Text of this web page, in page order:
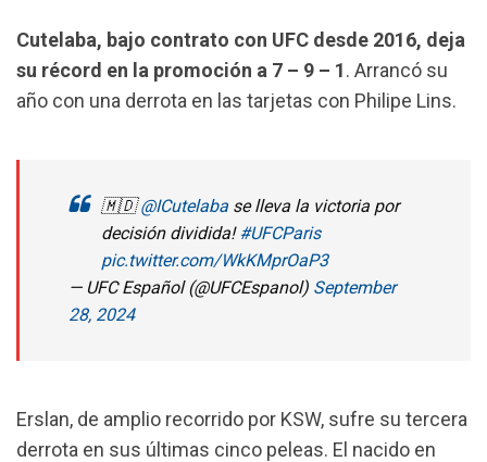
Cutelaba, bajo contrato con UFC desde 2016, deja
su récord en la promoción a 7 – 9 – 1. Arrancó su
año con una derrota en las tarjetas con Philipe Lins.
🇲🇩@ICutelaba se lleva la victoria por
decisión dividida!#UFCParis
pic.twitter.com/WkKMprOaP3
— UFC Español (@UFCEspanol) September
28, 2024
Erslan, de amplio recorrido por KSW, sufre su tercera
derrota en sus últimas cinco peleas. El nacido en